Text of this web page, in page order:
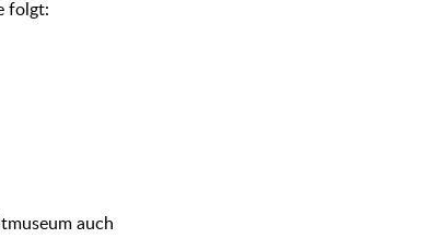
folgt:
auch